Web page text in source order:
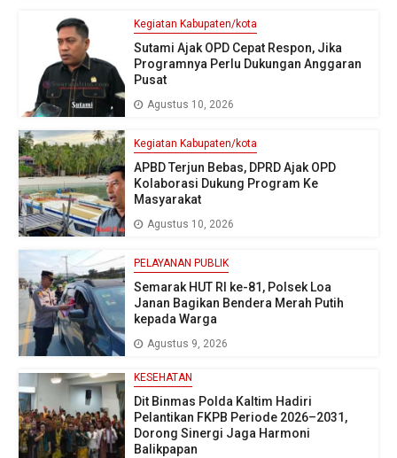
Kegiatan Kabupaten/kota
Sutami Ajak OPD Cepat Respon, Jika
Programnya Perlu Dukungan Anggaran
Pusat
Agustus 10, 2026
Kegiatan Kabupaten/kota
APBD Terjun Bebas, DPRD Ajak OPD
Kolaborasi Dukung Program Ke
Masyarakat
Agustus 10, 2026
PELAYANAN PUBLIK
Semarak HUT RI ke-81, Polsek Loa
Janan Bagikan Bendera Merah Putih
kepada Warga
Agustus 9, 2026
KESEHATAN
Dit Binmas Polda Kaltim Hadiri
Pelantikan FKPB Periode 2026–2031,
Dorong Sinergi Jaga Harmoni
Balikpapan